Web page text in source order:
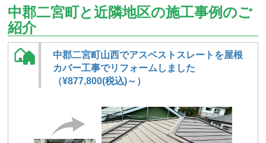
中郡二宮町と近隣地区の施工事例のご
紹介
中郡二宮町山西でアスベストスレートを屋根
カバー工事でリフォームしました
（¥877,800(税込)～）